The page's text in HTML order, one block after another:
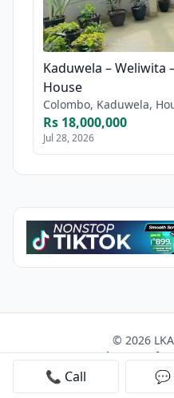
Kaduwela – Weliwita
House
Colombo, Kaduwela,
Rs 18,000,000
Jul 28, 2026
📞 Call 💬
© 2026
Contact usAbout Us